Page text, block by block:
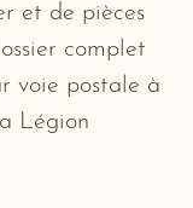
et de pièces
complet
voie postale à
Légion